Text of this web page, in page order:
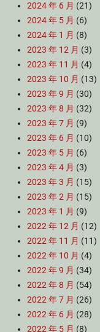
2024 年 6 月 (21)
2024 年 5 月 (6)
2024 年 1 月 (8)
2023 年 12 月 (3)
2023 年 11 月 (4)
2023 年 10 月 (13)
2023 年 9 月 (30)
2023 年 8 月 (32)
2023 年 7 月 (9)
2023 年 6 月 (10)
2023 年 5 月 (6)
2023 年 4 月 (3)
2023 年 3 月 (15)
2023 年 2 月 (15)
2023 年 1 月 (9)
2022 年 12 月 (12)
2022 年 11 月 (11)
2022 年 10 月 (4)
2022 年 9 月 (34)
2022 年 8 月 (54)
2022 年 7 月 (26)
2022 年 6 月 (28)
2022 年 5 月 (8)